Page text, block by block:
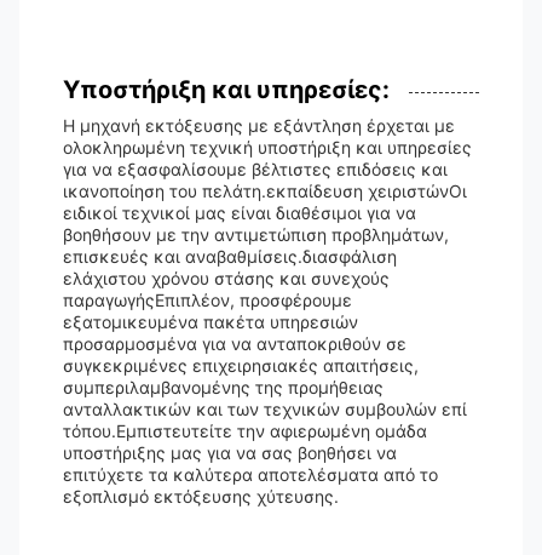
Υποστήριξη και υπηρεσίες:
Η μηχανή εκτόξευσης με εξάντληση έρχεται με
ολοκληρωμένη τεχνική υποστήριξη και υπηρεσίες
για να εξασφαλίσουμε βέλτιστες επιδόσεις και
ικανοποίηση του πελάτη.εκπαίδευση χειριστώνΟι
ειδικοί τεχνικοί μας είναι διαθέσιμοι για να
βοηθήσουν με την αντιμετώπιση προβλημάτων,
επισκευές και αναβαθμίσεις.διασφάλιση
ελάχιστου χρόνου στάσης και συνεχούς
παραγωγήςΕπιπλέον, προσφέρουμε
εξατομικευμένα πακέτα υπηρεσιών
προσαρμοσμένα για να ανταποκριθούν σε
συγκεκριμένες επιχειρησιακές απαιτήσεις,
συμπεριλαμβανομένης της προμήθειας
ανταλλακτικών και των τεχνικών συμβουλών επί
τόπου.Εμπιστευτείτε την αφιερωμένη ομάδα
υποστήριξης μας για να σας βοηθήσει να
επιτύχετε τα καλύτερα αποτελέσματα από το
εξοπλισμό εκτόξευσης χύτευσης.